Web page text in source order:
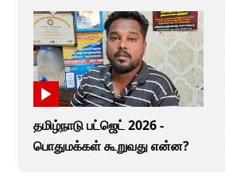
தமிழ்நாடு பட்ஜெட் 2026 -
பொதுமக்கள் கூறுவது என்ன?